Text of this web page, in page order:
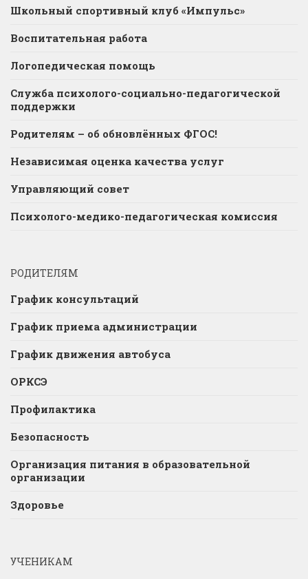
Школьный спортивный клуб «Импульс»
Воспитательная работа
Логопедическая помощь
Служба психолого-социально-педагогической
поддержки
Родителям – об обновлённых ФГОС!
Независимая оценка качества услуг
Управляющий совет
Психолого-медико-педагогическая комиссия
РОДИТЕЛЯМ
График консультаций
График приема администрации
График движения автобуса
ОРКСЭ
Профилактика
Безопасность
Организация питания в образовательной
организации
Здоровье
УЧЕНИКАМ